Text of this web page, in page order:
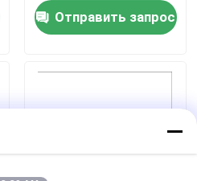
Отправить запрос